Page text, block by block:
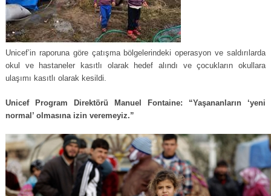
Unicef’in raporuna göre çatışma bölgelerindeki operasyon ve saldırılarda
okul ve hastaneler kasıtlı olarak hedef alındı ve çocukların okullara
ulaşımı kasıtlı olarak kesildi.
Unicef Program Direktörü Manuel Fontaine: “Yaşananların ‘yeni
normal’ olmasına izin veremeyiz.”